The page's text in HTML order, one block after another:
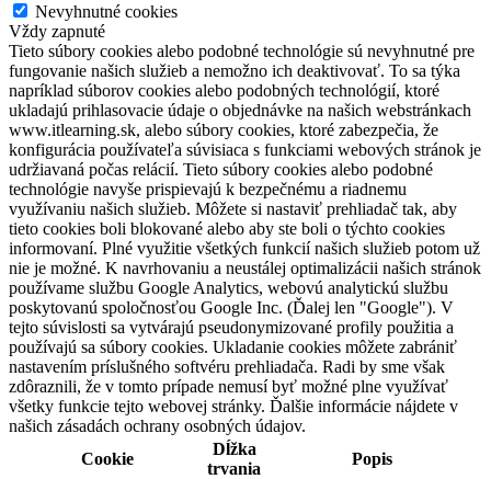
Nevyhnutné cookies
Vždy zapnuté
Tieto súbory cookies alebo podobné technológie sú nevyhnutné pre
fungovanie našich služieb a nemožno ich deaktivovať. To sa týka
napríklad súborov cookies alebo podobných technológií, ktoré
ukladajú prihlasovacie údaje o objednávke na našich webstránkach
www.itlearning.sk, alebo súbory cookies, ktoré zabezpečia, že
konfigurácia používateľa súvisiaca s funkciami webových stránok je
udržiavaná počas relácií. Tieto súbory cookies alebo podobné
technológie navyše prispievajú k bezpečnému a riadnemu
využívaniu našich služieb. Môžete si nastaviť prehliadač tak, aby
tieto cookies boli blokované alebo aby ste boli o týchto cookies
informovaní. Plné využitie všetkých funkcií našich služieb potom už
nie je možné. K navrhovaniu a neustálej optimalizácii našich stránok
používame službu Google Analytics, webovú analytickú službu
poskytovanú spoločnosťou Google Inc. (Ďalej len "Google"). V
tejto súvislosti sa vytvárajú pseudonymizované profily použitia a
používajú sa súbory cookies. Ukladanie cookies môžete zabrániť
nastavením príslušného softvéru prehliadača. Radi by sme však
zdôraznili, že v tomto prípade nemusí byť možné plne využívať
všetky funkcie tejto webovej stránky. Ďalšie informácie nájdete v
našich zásadách ochrany osobných údajov.
Cookie
Dĺžka
trvania
Popis